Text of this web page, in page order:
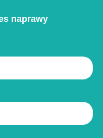
naprawy